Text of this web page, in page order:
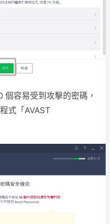
個容易受到攻擊的密碼，
式「AVAST